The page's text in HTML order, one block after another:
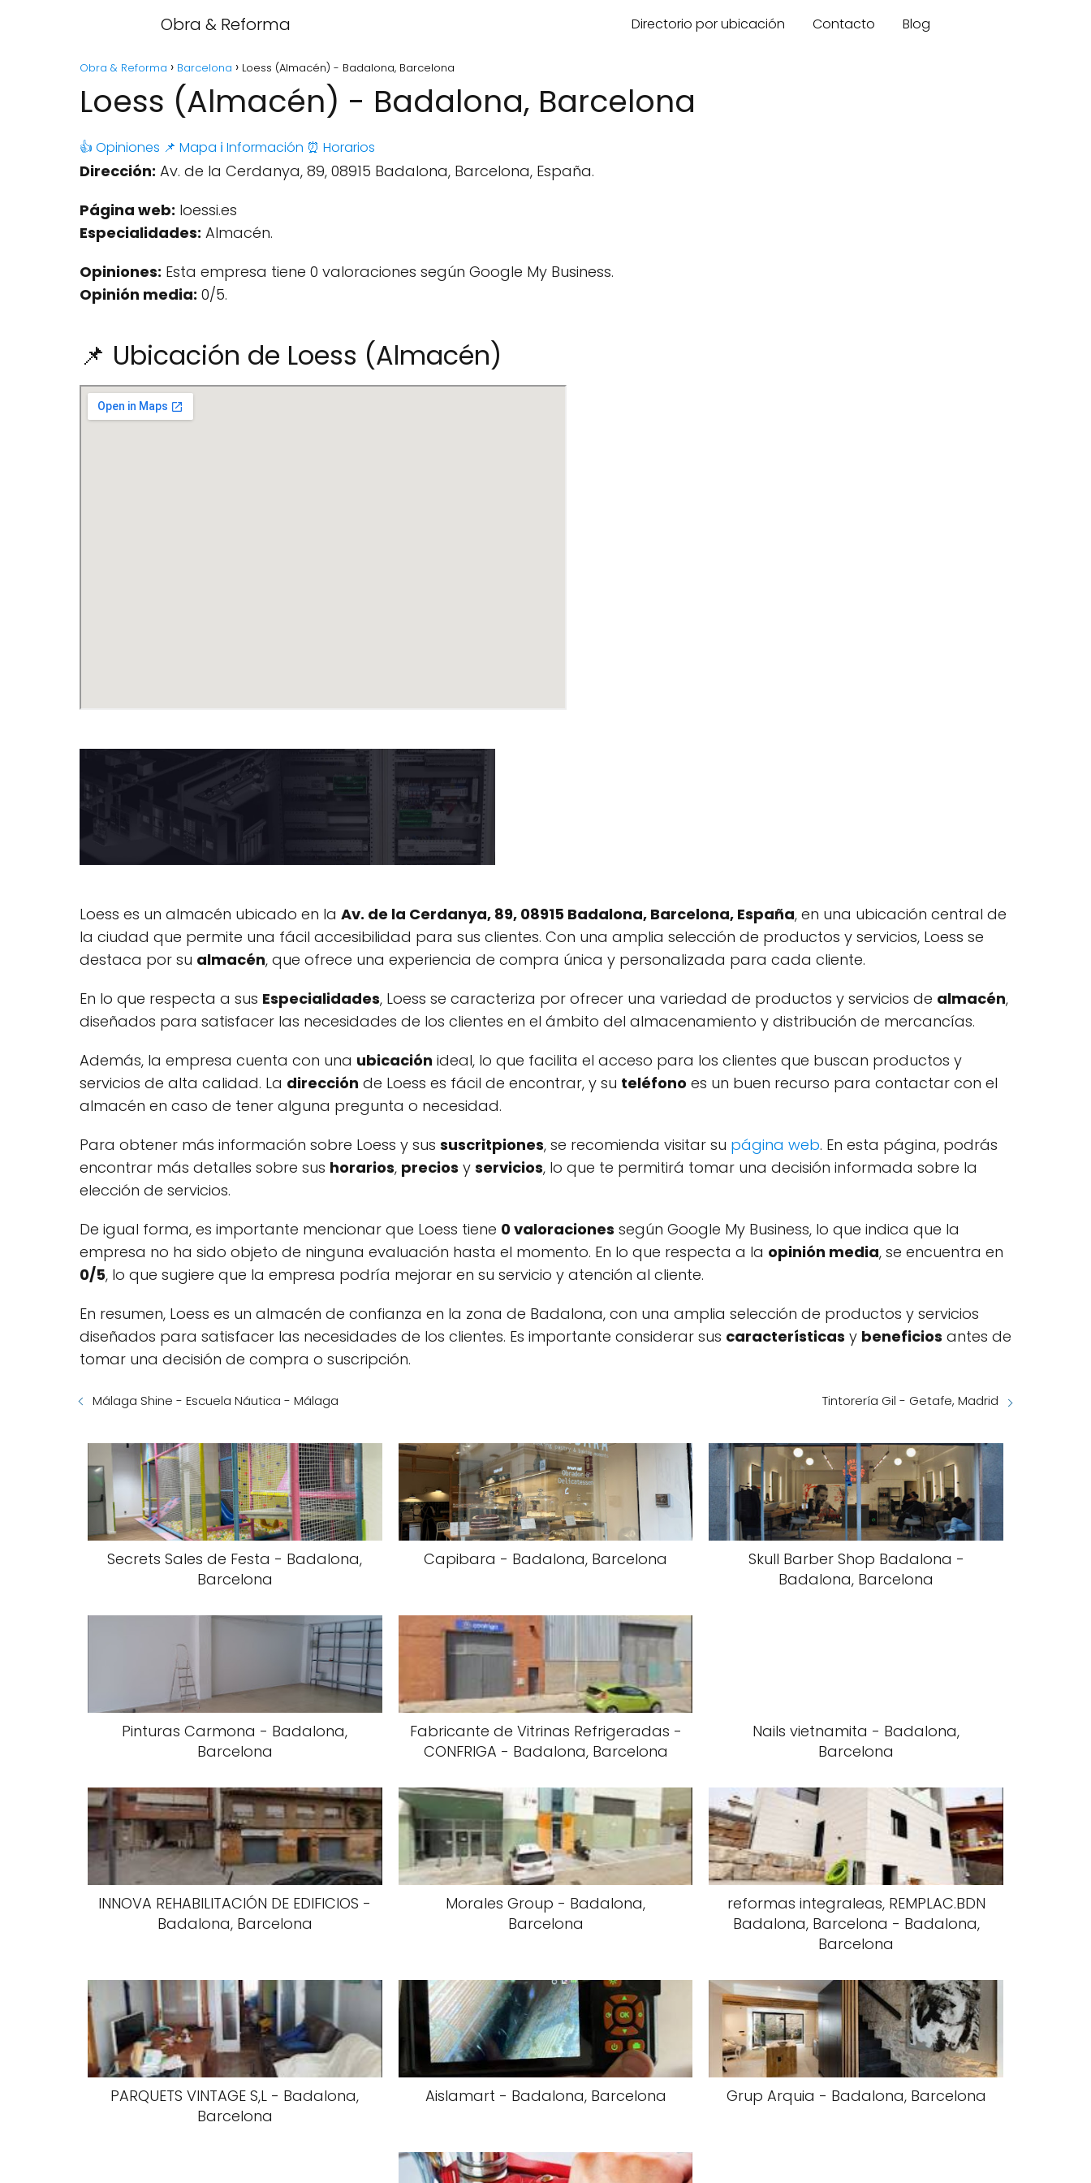
Obra & Reforma Directorio por ubicación Contacto Blog
Obra & Reforma Barcelona Loess (Almacén) - Badalona, Barcelona
Loess (Almacén) - Badalona, Barcelona
👍 Opiniones 📌 Mapa ℹ️ Información ⏰ Horarios
Dirección: Av. de la Cerdanya, 89, 08915 Badalona, Barcelona, España.
Página web: loessi.es
Especialidades: Almacén.
Opiniones: Esta empresa tiene 0 valoraciones según Google My Business.
Opinión media: 0/5.
📌 Ubicación de Loess (Almacén)
Loess es un almacén ubicado en la Av. de la Cerdanya, 89, 08915 Badalona, Barcelona, España, en una ubicación central de
la ciudad que permite una fácil accesibilidad para sus clientes. Con una amplia selección de productos y servicios, Loess se
destaca por su almacén, que ofrece una experiencia de compra única y personalizada para cada cliente.
En lo que respecta a sus Especialidades, Loess se caracteriza por ofrecer una variedad de productos y servicios de almacén,
diseñados para satisfacer las necesidades de los clientes en el ámbito del almacenamiento y distribución de mercancías.
Además, la empresa cuenta con una ubicación ideal, lo que facilita el acceso para los clientes que buscan productos y
servicios de alta calidad. La dirección de Loess es fácil de encontrar, y su teléfono es un buen recurso para contactar con el
almacén en caso de tener alguna pregunta o necesidad.
Para obtener más información sobre Loess y sus suscritpiones, se recomienda visitar su página web. En esta página, podrás
encontrar más detalles sobre sus horarios, precios y servicios, lo que te permitirá tomar una decisión informada sobre la
elección de servicios.
De igual forma, es importante mencionar que Loess tiene 0 valoraciones según Google My Business, lo que indica que la
empresa no ha sido objeto de ninguna evaluación hasta el momento. En lo que respecta a la opinión media, se encuentra en
0/5, lo que sugiere que la empresa podría mejorar en su servicio y atención al cliente.
En resumen, Loess es un almacén de confianza en la zona de Badalona, con una amplia selección de productos y servicios
diseñados para satisfacer las necesidades de los clientes. Es importante considerar sus características y beneficios antes de
tomar una decisión de compra o suscripción.
Málaga Shine - Escuela Náutica - Málaga Tintorería Gil - Getafe, Madrid
Secrets Sales de Festa - Badalona,
Barcelona
Capibara - Badalona, Barcelona
Skull Barber Shop Badalona -
Badalona, Barcelona
Pinturas Carmona - Badalona,
Barcelona
Fabricante de Vitrinas Refrigeradas -
CONFRIGA - Badalona, Barcelona
Nails vietnamita - Badalona,
Barcelona
INNOVA REHABILITACIÓN DE EDIFICIOS -
Badalona, Barcelona
Morales Group - Badalona,
Barcelona
reformas integraleas, REMPLAC.BDN
Badalona, Barcelona - Badalona,
Barcelona
PARQUETS VINTAGE S,L - Badalona,
Barcelona
Aislamart - Badalona, Barcelona Grup Arquia - Badalona, Barcelona